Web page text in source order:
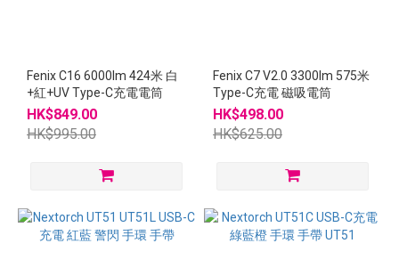
Fenix C16 6000lm 424米 白
+紅+UV Type-C充電電筒
HK$849.00
HK$995.00
Fenix C7 V2.0 3300lm 575米
Type-C充電 磁吸電筒
HK$498.00
HK$625.00